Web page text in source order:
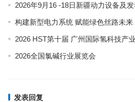
2026年9月16 -18日新疆动力设备及
构建新型电力系统 赋能绿色丝路未来
2026 HST第十届 广州国际氢科技产
2026全国氯碱行业展览会
发表回复